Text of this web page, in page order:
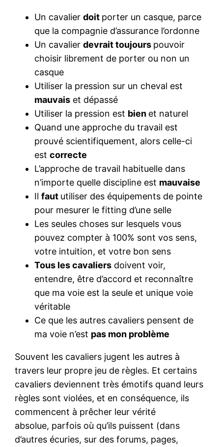
Un cavalierdoit porter un casque, parce
que la compagnie d’assurance l’ordonne
Un cavalierdevrait toujours pouvoir
choisir librement de porter ou non un
casque
Utiliser la pression sur un cheval est
mauvais et dépassé
Utiliser la pression est bien et naturel
Quand une approche du travail est
prouvé scientifiquement, alors celle-ci
estcorrecte
L’approche de travail habituelle dans
n’importe quelle discipline est mauvaise
Ilfaut utiliser des équipements de pointe
pour mesurer le fitting d’une selle
Les seules choses sur lesquels vous
pouvez compter à 100% sont vos sens,
votre intuition, et votre bon sens
Tous les cavaliers doivent voir,
entendre, être d’accord et reconnaître
que ma voie est la seule et unique voie
véritable
Ce que les autres cavaliers pensent de
ma voie n’est pas mon problème
Souvent les cavaliers jugent les autres à
travers leur propre jeu de règles. Et certains
cavaliers deviennent très émotifs quand leurs
règles sont violées, et en conséquence, ils
commencent à prêcher leur vérité
absolue, parfois où qu’ils puissent (dans
d’autres écuries, sur des forums, pages,